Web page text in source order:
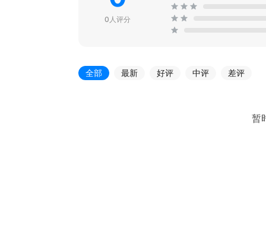
0人评分
全部 最新 好评 中评 差评